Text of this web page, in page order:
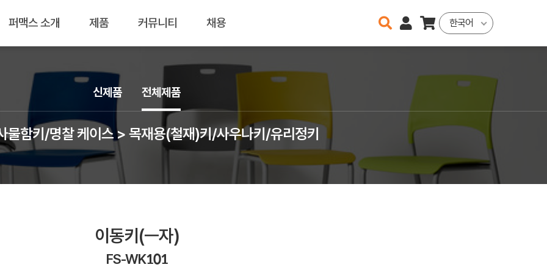
퍼맥스 소개 제품 커뮤니티 채용 한국어
물함키/명찰 케이스 > 목재용(철재)키/사우나키/유리정키
신제품 전체제품
이동키(ㅡ자)
FS-WK101